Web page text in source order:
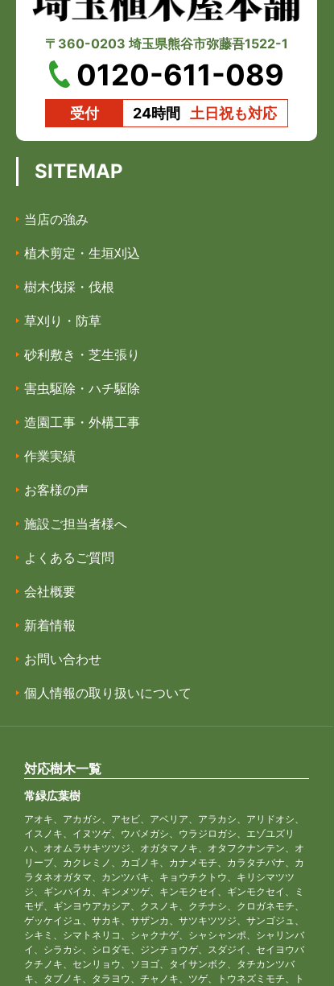
〒360-0203 埼玉県熊谷市弥藤吾1522-1
0120-611-089
受付 24時間 土日祝も対応
SITEMAP
当店の強み
植木剪定・生垣刈込
樹木伐採・伐根
草刈り・防草
砂利敷き・芝生張り
害虫駆除・ハチ駆除
造園工事・外構工事
作業実績
お客様の声
施設ご担当者様へ
よくあるご質問
会社概要
新着情報
お問い合わせ
個人情報の取り扱いについて
対応樹木一覧
常緑広葉樹
アオキ、アカガシ、アセビ、アベリア、アラカシ、アリドオシ、
イスノキ、イヌツゲ、ウバメガシ、ウラジロガシ、エゾユズリ
ハ、オオムラサキツツジ、オガタマノキ、オタフクナンテン、オ
リーブ、カクレミノ、カゴノキ、カナメモチ、カラタチバナ、カ
ラタネオガタマ、カンツバキ、キョウチクトウ、キリシマツツ
ジ、ギンバイカ、キンメツゲ、キンモクセイ、ギンモクセイ、ミ
モザ、ギンヨウアカシア、クスノキ、クチナシ、クロガネモチ、
ゲッケイジュ、サカキ、サザンカ、サツキツツジ、サンゴジュ、
シキミ、シマトネリコ、シャクナゲ、シャシャンポ、シャリンバ
イ、シラカシ、シロダモ、ジンチョウゲ、スダジイ、セイヨウバ
クチノキ、センリョウ、ソヨゴ、タイサンボク、タチカンツバ
キ、タブノキ、タラヨウ、チャノキ、ツゲ、トウネズミモチ、ト